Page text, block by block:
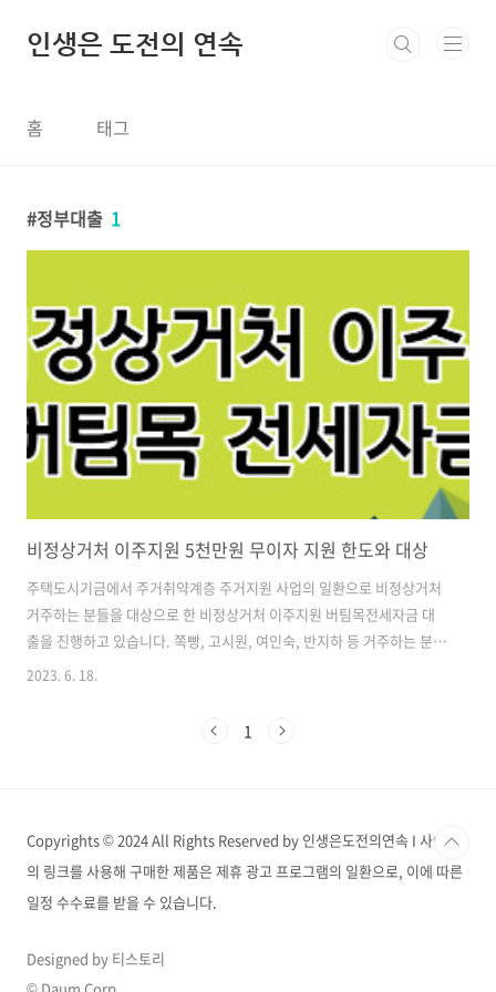
인생은 도전의 연속
홈 태그
정부대출 1
비정상거처 이주지원 5천만원 무이자 지원 한도와 대상
주택도시기금에서 주거취약계층 주거지원 사업의 일환으로 비정상거처
거주하는 분들을 대상으로 한 비정상거처 이주지원 버팀목전세자금 대
출을 진행하고 있습니다. 쪽빵, 고시원, 여인숙, 반지하 등 거주하는 분에
게 최대 5,000만원까지 무이자로 전세자금을 지원합니다. 대상과 신청
거주자가 정확히 뭔가요? 국토교통부와 주택도시기금은 비정상거처에 3
거취약계층 주거지원 업무처리지침 ..
2023. 6. 18.
1
Copyrights © 2024 All Rights Reserved by 인생은도전의연속 I 사이트
의 링크를 사용해 구매한 제품은 제휴 광고 프로그램의 일환으로, 이에 따른
일정 수수료를 받을 수 있습니다.
Designed by 티스토리